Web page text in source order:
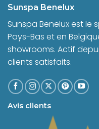
Sunspa Benelux
Sunspa Benelux est le
Pays-Bas et en
showrooms. Actif
clients satisfaits.
Avis clients